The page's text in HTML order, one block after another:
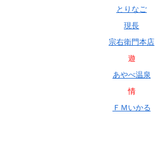
とりなご
現長
宗右衛門本店
遊
あやべ温泉
情
ＦＭいかる